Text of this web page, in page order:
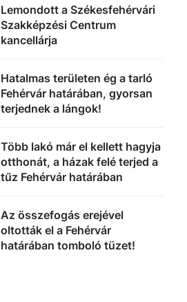
Lemondott a Székesfehérvári
Szakképzési Centrum
kancellárja
Hatalmas területen ég a tarló
Fehérvár határában, gyorsan
terjednek a lángok!
Több lakó már el kellett hagyja
otthonát, a házak felé terjed a
tűz Fehérvár határában
Az összefogás erejével
oltották el a Fehérvár
határában tomboló tüzet!